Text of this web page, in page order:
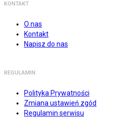
KONTAKT
O nas
Kontakt
Napisz do nas
REGULAMIN
Polityka Prywatności
Zmiana ustawień zgód
Regulamin serwisu